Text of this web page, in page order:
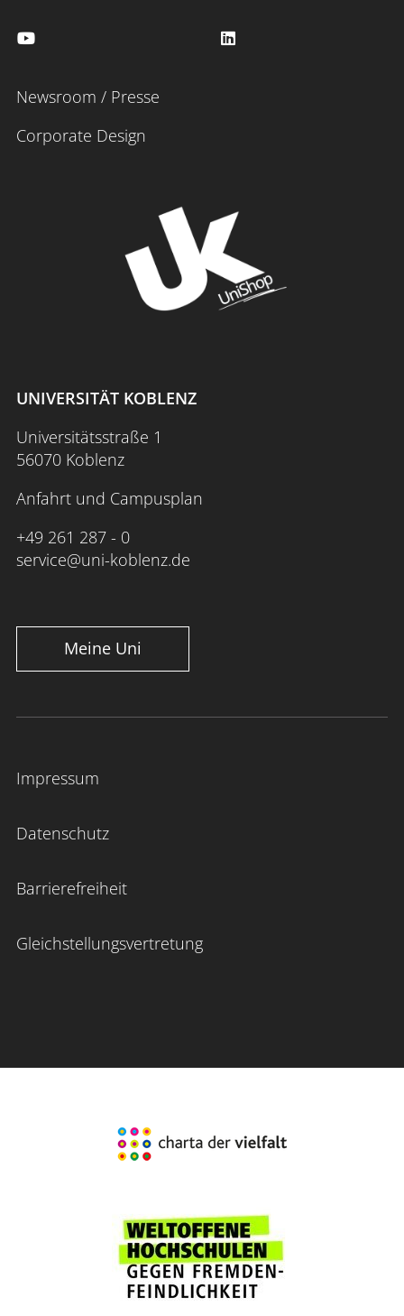
Newsroom / Presse
Corporate Design
UNIVERSITÄT KOBLENZ
Universitätsstraße 1
56070 Koblenz
Anfahrt und Campusplan
+49 261 287 - 0
service@uni-koblenz.de
Meine Uni
Impressum
Datenschutz
Barrierefreiheit
Gleichstellungsvertretung